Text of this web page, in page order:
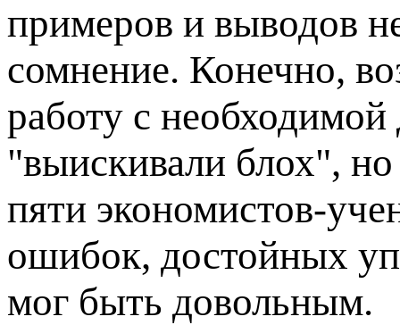
примеров и выводов
сомнение. Конечно,
работу с
"выискивали блох",
пяти экономистов-
ошибок, достойных
мог быть довольным.